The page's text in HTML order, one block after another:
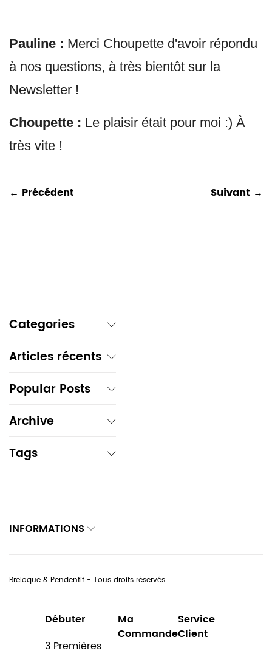
Pauline : Merci Choupette d'avoir répondu
à nos questions, à très bientôt sur la
Newsletter !
Choupette : Le plaisir était pour moi :) À
très vite !
← Précédent Suivant →
Categories
Articles récents
Popular Posts
Archive
Tags
INFORMATIONS
Breloque & Pendentif - Tous droits réservés.
Débuter
3 Premières
Ma
Commande
Service
Client